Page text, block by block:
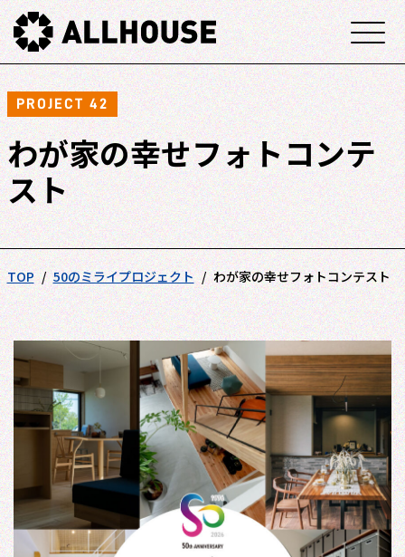
PROJECT 42
わが家の幸せフォトコンテ
スト
TOP 50のミライプロジェクト わが家の幸せフォトコンテスト